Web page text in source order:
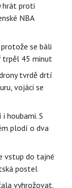
hrát proti
NBA
se báli
trpěl 45 minut
tvrdě drtí
vojáci se
houbami. S
plodí o dva
vstup do tajné
postel
vyhrožovat.